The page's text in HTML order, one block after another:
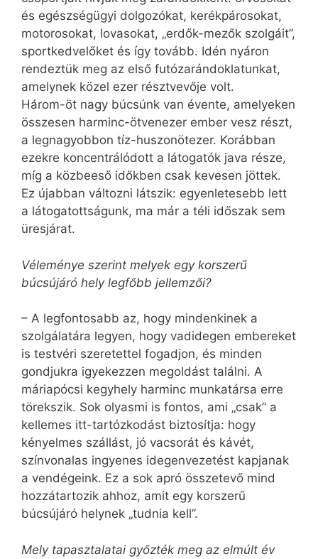
és egészségügyi dolgozókat, kerékpárosokat,
motorosokat, lovasokat, „erdők-mezők szolgáit”,
sportkedvelőket és így tovább. Idén nyáron
rendeztük meg az első futózarándoklatunkat,
amelynek közel ezer résztvevője volt.
Három-öt nagy búcsúnk van évente, amelyeken
összesen harminc-ötvenezer ember vesz részt,
a legnagyobbon tíz-huszonötezer. Korábban
ezekre koncentrálódott a látogatók java része,
míg a közbeeső időkben csak kevesen jöttek.
Ez újabban változni látszik: egyenletesebb lett
a látogatottságunk, ma már a téli időszak sem
üresjárat.
Véleménye szerint melyek egy korszerű
búcsújáró hely legfőbb jellemzői?
– A legfontosabb az, hogy mindenkinek a
szolgálatára legyen, hogy vadidegen embereket
is testvéri szeretettel fogadjon, és minden
gondjukra igyekezzen megoldást találni. A
máriapócsi kegyhely harminc munkatársa erre
törekszik. Sok olyasmi is fontos, ami „csak” a
kellemes itt-tartózkodást biztosítja: hogy
kényelmes szállást, jó vacsorát és kávét,
színvonalas ingyenes idegen­vezetést kapjanak
a vendégeink. Ez a sok apró összetevő mind
hozzátartozik ahhoz, amit egy korszerű
búcsújáró helynek „tudnia kell”.
Mely tapasztalatai győzték meg az elmúlt év